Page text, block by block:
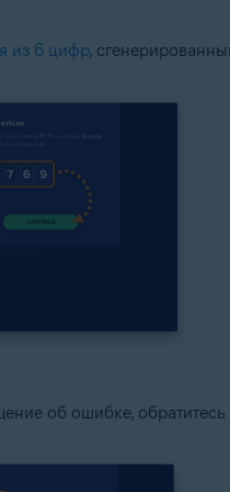
из 6 цифр,
об ошибке, обратитесь